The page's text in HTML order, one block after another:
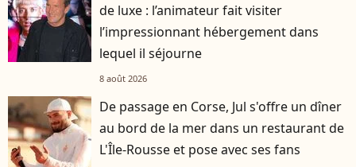
de luxe : l’animateur fait visiter
l’impressionnant hébergement dans
lequel il séjourne
8 août 2026
De passage en Corse, Jul s'offre un dîner
au bord de la mer dans un restaurant de
L'Île-Rousse et pose avec ses fans